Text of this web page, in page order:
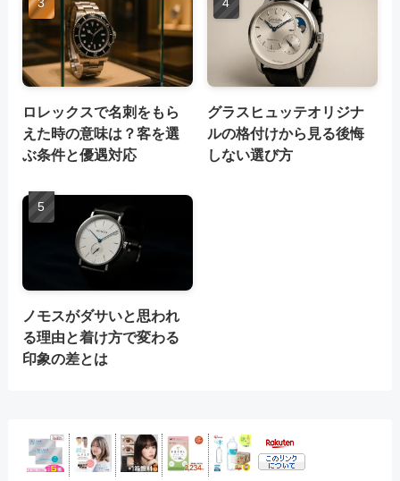
ロレックスで名刺をもら
えた時の意味は？客を選
ぶ条件と優遇対応
グラスヒュッテオリジナ
ルの格付けから見る後悔
しない選び方
ノモスがダサいと思われ
る理由と着け方で変わる
印象の差とは